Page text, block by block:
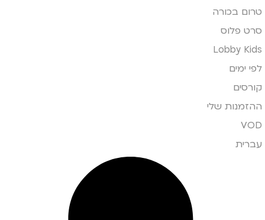
טרום בכורה
סרט פלוס
Lobby Kids
לפי ימים
קורסים
ההזמנות שלי
VOD
עברית